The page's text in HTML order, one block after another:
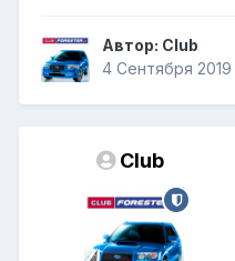
Автор: Club
4 Сентября 2019
Club